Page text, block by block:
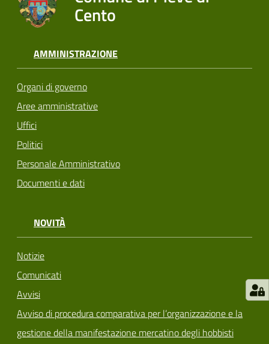
Cento
AMMINISTRAZIONE
Organi di governo
Aree amministrative
Uffici
Politici
Personale Amministrativo
Documenti e dati
NOVITÀ
Notizie
Comunicati
Avvisi
Avviso di procedura comparativa per l’organizzazione e la
gestione della manifestazione mercatino degli hobbisti